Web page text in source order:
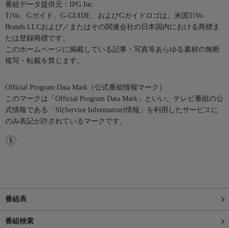
番組データ提供元：IPG Inc.
TiVo、Gガイド、G-GUIDE、およびGガイドロゴは、米国TiVo
Brands LLCおよび／またはその関連会社の日本国内における商標ま
たは登録商標です。
このホームページに掲載している記事・写真等あらゆる素材の無断
複写・転載を禁じます。
Official Program Data Mark（公式番組情報マーク）
このマークは「Official Program Data Mark」といい、テレビ番組の公
式情報である「SI(Service Information)情報」を利用したサービスに
のみ表記が許されているマークです。
番組表
番組検索